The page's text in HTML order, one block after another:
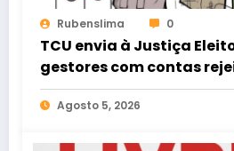
Rubenslima 0
TCU envia à Justiça
gestores com contas
Agosto 5, 2026